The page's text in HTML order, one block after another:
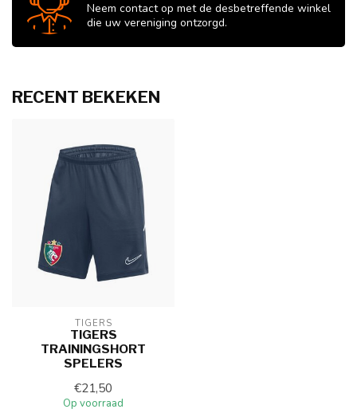
Neem contact op met de desbetreffende winkel
die uw vereniging ontzorgd.
RECENT BEKEKEN
TIGERS
TIGERS
TRAININGSHORT
SPELERS
€21,50
Op voorraad